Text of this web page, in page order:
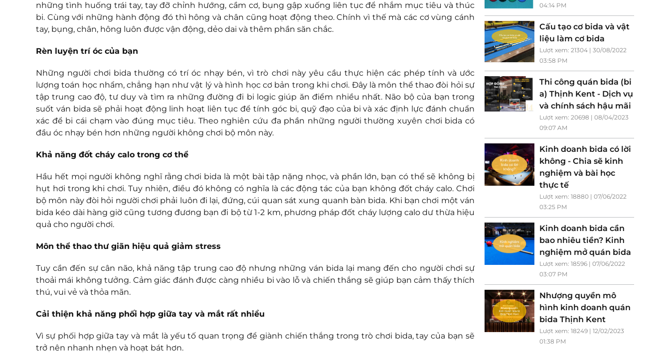
những tình huống trái tay, tay đỡ chỉnh hướng, cầm cơ, bụng gập xuống liên tục để nhắm mục tiêu và thúc
bi. Cùng với những hành động đó thì hông và chân cũng hoạt động theo. Chính vì thế mà các cơ vùng cánh
tay, bụng, chân, hông luôn được vận động, dẻo dai và thêm phần săn chắc.
Rèn luyện trí óc của bạn
Những người chơi bida thường có trí óc nhạy bén, vì trò chơi này yêu cầu thực hiện các phép tính và ước
lượng toán học nhẩm, chẳng hạn như vật lý và hình học cơ bản trong khi chơi. Đây là môn thể thao đòi hỏi sự
tập trung cao độ, tư duy và tìm ra những đường đi bi logic giúp ăn điểm nhiều nhất. Não bộ của bạn trong
suốt ván bida sẽ phải hoạt động linh hoạt liên tục để tính góc bi, quỹ đạo của bi và xác định lực đánh chuẩn
xác để bi cái chạm vào đúng mục tiêu. Theo nghiên cứu đa phần những người thường xuyên chơi bida có
đầu óc nhạy bén hơn những người không chơi bộ môn này.
Khả năng đốt cháy calo trong cơ thể
Hầu hết mọi người không nghĩ rằng chơi bida là một bài tập nặng nhọc, và phần lớn, bạn có thể sẽ không bị
hụt hơi trong khi chơi. Tuy nhiên, điều đó không có nghĩa là các động tác của bạn không đốt cháy calo. Chơi
bộ môn này đòi hỏi người chơi phải luôn đi lại, đứng, cúi quan sát xung quanh bàn bida. Khi bạn chơi một ván
bida kéo dài hàng giờ cũng tương đương bạn đi bộ từ 1-2 km, phương pháp đốt cháy lượng calo dư thừa hiệu
quả cho người chơi.
Môn thể thao thư giãn hiệu quả giảm stress
Tuy cần đến sự cân não, khả năng tập trung cao độ nhưng những ván bida lại mang đến cho người chơi sự
thoải mái không tưởng. Cảm giác đánh được càng nhiều bi vào lỗ và chiến thắng sẽ giúp bạn cảm thấy thích
thú, vui vẻ và thỏa mãn.
Cải thiện khả năng phối hợp giữa tay và mắt rất nhiều
Vì sự phối hợp giữa tay và mắt là yếu tố quan trọng để giành chiến thắng trong trò chơi bida, tay của bạn sẽ
trở nên nhanh nhẹn và hoạt bát hơn.
04:14 PM
Cấu tạo cơ bida và vật
liệu làm cơ bida
Lượt xem: 21304 | 30/08/2022
03:58 PM
Thi công quán bida (bi
a) Thịnh Kent - Dịch vụ
và chính sách hậu mãi
Lượt xem: 20698 | 08/04/2023
09:07 AM
Kinh doanh bida có lời
không - Chia sẽ kinh
nghiệm và bài học
thực tế
Lượt xem: 18880 | 07/06/2022
03:25 PM
Kinh doanh bida cần
bao nhiêu tiền? Kinh
nghiệm mở quán bida
Lượt xem: 18596 | 07/06/2022
03:07 PM
Nhượng quyền mô
hình kinh doanh quán
bida Thịnh Kent
Lượt xem: 18249 | 12/02/2023
01:38 PM